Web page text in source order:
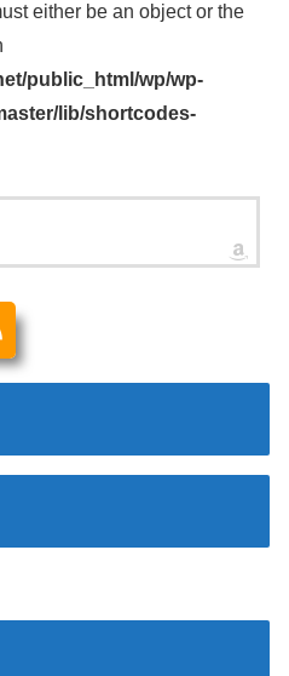
either be an object or the
public_html/wp/wp-
lib/shortcodes-